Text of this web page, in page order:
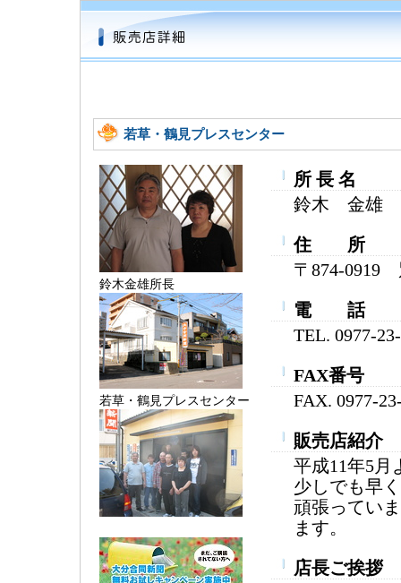
若草・鶴見プレスセンター
鈴木金雄所長
若草・鶴見プレスセンター
所 長 名
鈴木 金雄
住 所
〒874-0919
電 話
TEL. 0977-
FAX番号
FAX. 0977-
販売店紹介
平成11年5月
少しでも早
頑張ってい
ます。
店長ご挨拶